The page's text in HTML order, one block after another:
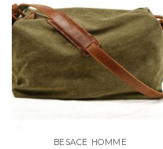
BESACE HOMME